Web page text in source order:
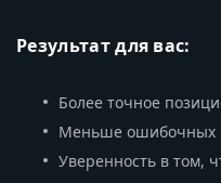
Результат для вас:
Более точное
Меньше ошибочных
Уверенность в том,